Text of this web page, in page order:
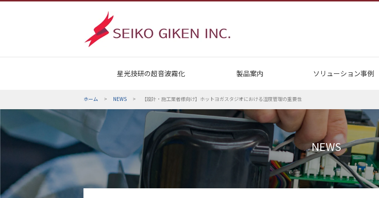
星光技研の超音波霧化 製品案内 ソリューション事例
ホーム > NEWS > 【設計・施工業者様向け】ホットヨガスタジオにおける湿度管理の重要性
NEWS